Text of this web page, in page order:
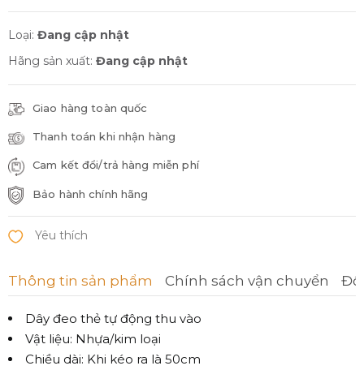
Loại: Đang cập nhật
Hãng sản xuất: Đang cập nhật
Giao hàng toàn quốc
Thanh toán khi nhận hàng
Cam kết đổi/trả hàng miễn phí
Bảo hành chính hãng
Thông tin sản phẩm Chính sách vận chuyển
Dây đeo thẻ tự động thu vào
Vật liệu: Nhựa/kim loại
Chiều dài: Khi kéo ra là 50cm